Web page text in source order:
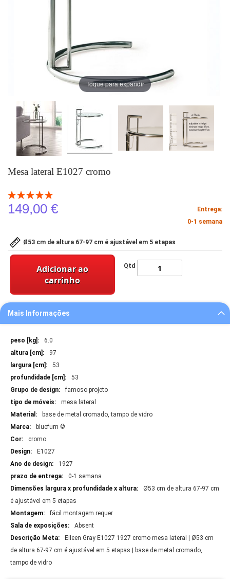
Mesa lateral E1027 cromo
Classificação:
100
% of100
149,00 €
Entrega:
0-1 semana
Ø53 cm de altura 67-97 cm é ajustável em 5 etapas
Qtd
Adicionar ao
carrinho
Toque para expandir
Mais Informações
Mais
Informações
6.0
97
53
53
famoso projeto
mesa lateral
base de metal cromado, tampo de vidro
bluefurn ©
cromo
E1027
1927
0-1 semana
Ø53 cm de altura 67-97 cm
é ajustável em 5 etapas
fácil montagem requer
Absent
Eileen Gray E1027 1927 cromo mesa lateral | Ø53 cm
de altura 67-97 cm é ajustável em 5 etapas | base de metal cromado,
tampo de vidro